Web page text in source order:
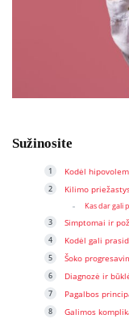
Sužinosite
Kodėl
Kilimo
Kas dar gali
Simptomai ir
Kodėl gali
Šoko
Diagnozė ir
Pagalbos
Galimos